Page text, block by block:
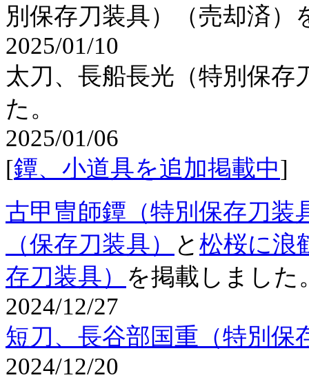
別保存刀装具）（売却済）
2025/01/10
太刀、長船長光（特別保
た。
2025/01/06
[鐔、小道具を追加掲載中]
古甲冑師鐔（特別保存刀装
（保存刀装具）
と 松桜に浪
存刀装具）
を掲載しました
2024/12/27
短刀、長谷部国重（特別保
2024/12/20